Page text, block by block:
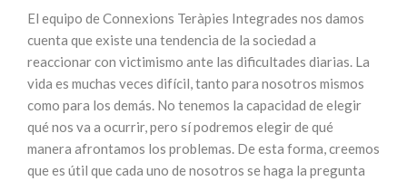
El equipo de Connexions Teràpies Integrades nos damos
cuenta que existe una tendencia de la sociedad a
reaccionar con victimismo ante las dificultades diarias. La
vida es muchas veces difícil, tanto para nosotros mismos
como para los demás. No tenemos la capacidad de elegir
qué nos va a ocurrir, pero sí podremos elegir de qué
manera afrontamos los problemas. De esta forma, creemos
que es útil que cada uno de nosotros se haga la pregunta